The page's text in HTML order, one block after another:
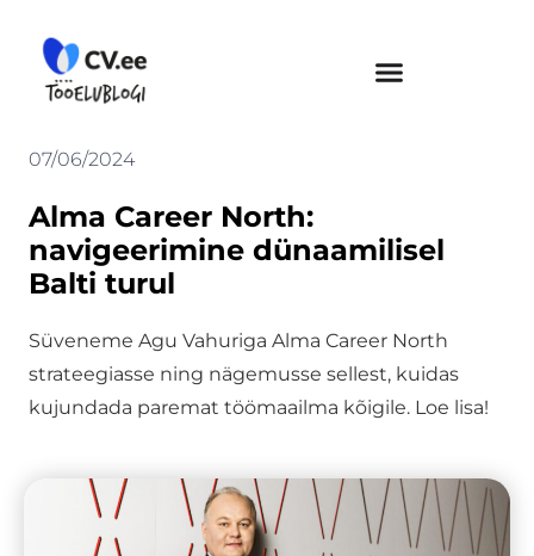
content
07/06/2024
Alma Career North:
navigeerimine dünaamilisel
Balti turul
Süveneme Agu Vahuriga Alma Career North
strateegiasse ning nägemusse sellest, kuidas
kujundada paremat töömaailma kõigile. Loe lisa!